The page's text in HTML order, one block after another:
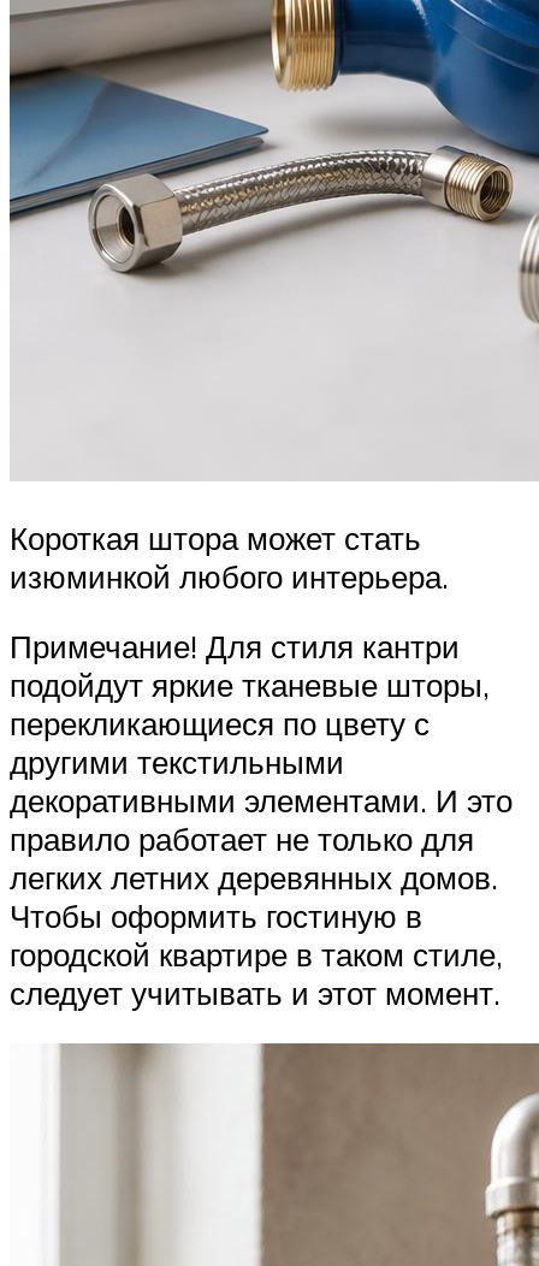
Короткая штора может стать
изюминкой любого интерьера.
Примечание! Для стиля кантри
подойдут яркие тканевые шторы,
перекликающиеся по цвету с
другими текстильными
декоративными элементами. И это
правило работает не только для
легких летних деревянных домов.
Чтобы оформить гостиную в
городской квартире в таком стиле,
следует учитывать и этот момент.